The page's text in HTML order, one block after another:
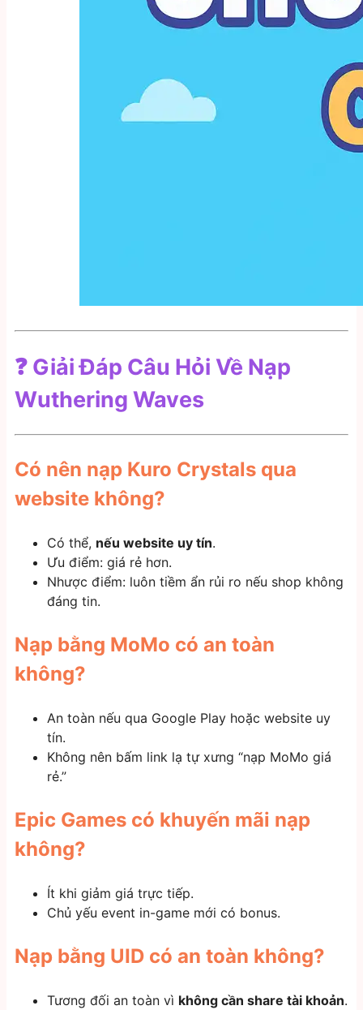
❓ Giải Đáp Câu Hỏi Về Nạp
Wuthering Waves
Có nên nạp Kuro Crystals qua
website không?
Có thể, nếu website uy tín.
Ưu điểm: giá rẻ hơn.
Nhược điểm: luôn tiềm ẩn rủi ro nếu shop không
đáng tin.
Nạp bằng MoMo có an toàn
không?
An toàn nếu qua Google Play hoặc website uy
tín.
Không nên bấm link lạ tự xưng “nạp MoMo giá
rẻ.”
Epic Games có khuyến mãi nạp
không?
Ít khi giảm giá trực tiếp.
Chủ yếu event in-game mới có bonus.
Nạp bằng UID có an toàn không?
Tương đối an toàn vì không cần share tài khoản.